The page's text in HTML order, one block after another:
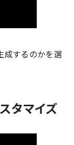
成するのかを選
タマイズ